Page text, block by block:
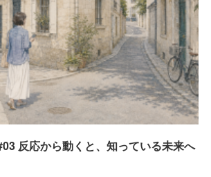
反応から動くと、知っている未来へ